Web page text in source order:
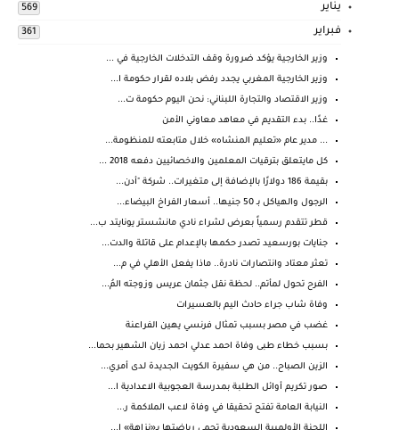
يناير 569
فبراير 361
وزير الخارجية يؤكد ضرورة وقف التدخلات الخارجية في ...
وزير الخارجية المغربي يجدد رفض بلاده لقرار حكومة ا...
وزير الاقتصاد والتجارة اللبناني: نحن اليوم حكومة ت...
غدًا.. بدء التقديم في معاهد معاوني الأمن
... مدير عام «تعليم المنشاه» خلال متابعته للمنظومة...
كل مايتعلق بترقيات المعلمين والاخصائيين دفعه 2018 ...
بقيمة 186 دولارًا بالإضافة إلى متغيرات.. شركة "أدن...
الرجول والهياكل بـ 50 جنيها.. أسعار الفراخ البيضاء...
قطر تتقدم رسمياً بعرض لشراء نادي مانشستر يونايتد ب...
جنايات بورسعيد تصدر حكمها بالإعدام على قاتلة والدت...
تعثر معتاد وانتصارات نادرة.. ماذا يفعل الأهلي في م...
الفرح تحول لمأتم.. لحظة نقل جثمان عريس وزوجته المُ...
وفاة شاب جراء حادث اليم بالعسيرات
غضب في مصر بسبب تمثال فرنسي يهين الفراعنة
بسبب خطاء طبى وفاة احمد عدلي احمد زيان الشهير بحما...
الزين الصباح.. من هي سفيرة الكويت الجديدة لدى أمري...
صور تكريم أوائل الطلبة بمدرسة العجوبية الاعدادية ا...
النيابة العامة تفتح تحقيقا في وفاة لاعب الملاكمة ر...